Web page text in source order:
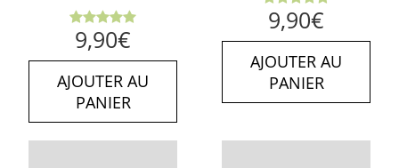
Note5.00
sur 5
9,90€
AJOUTER AU
PANIER
Note5.00
sur 5
9,90€
AJOUTER AU
PANIER